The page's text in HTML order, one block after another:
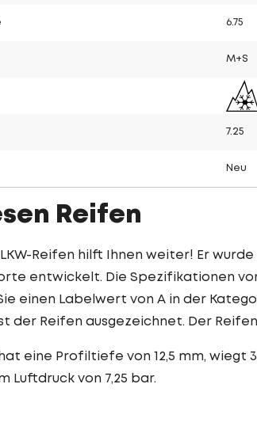
6.75
M+S
7.25
Neu
Reifen
Reifen hilft Ihnen weiter! Er
entwickelt. Die Spezifikationen
einen Labelwert von A in der
der Reifen ausgezeichnet. Der Reifen
eine Profiltiefe von 12,5 mm, wiegt
Luftdruck von 7,25 bar.